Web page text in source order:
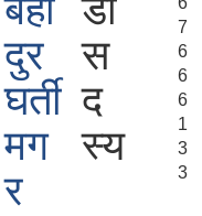
बहा
दुर
घर्ती
मग
र
डा
स
द
स्य
7
6
6
6
1
3
3